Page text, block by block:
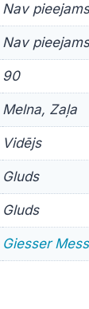
Nav pieejams
Nav pieejams
90
Melna, Zaļa
Vidējs
Gluds
Gluds
Giesser